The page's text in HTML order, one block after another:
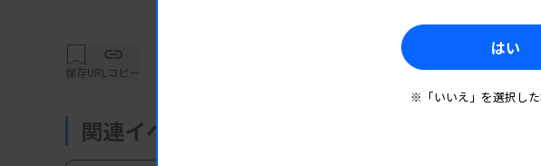
・講演4：DNA量・品質不足、コンタミ疑い時の対処法
先生（国立がん研究センター東病院臨床
保存URLコピー
関連イベント・研修会
はい
※「いいえ」を選択した